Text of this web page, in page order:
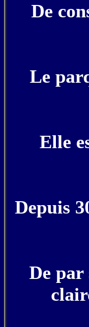
De
Le
Elle
Depuis
De par